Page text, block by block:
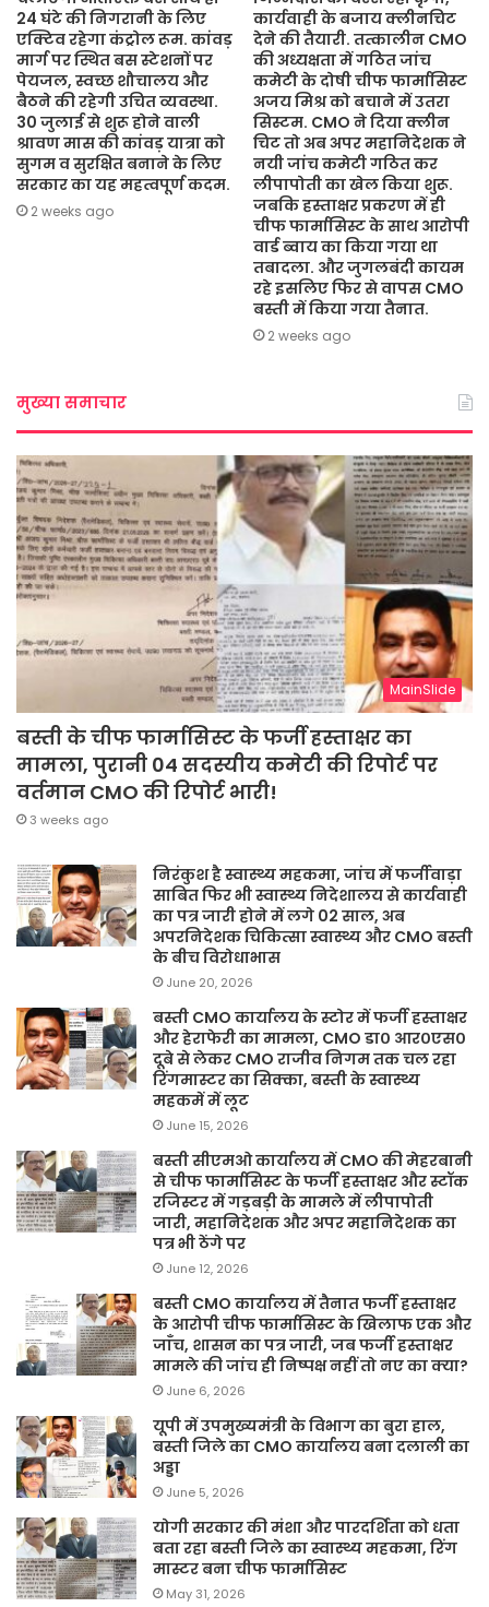
24 घंटे की निगरानी के लिए
एक्टिव रहेगा कंट्रोल रूम. कांवड़
मार्ग पर स्थित बस स्टेशनों पर
पेयजल, स्वच्छ शौचालय और
बैठने की रहेगी उचित व्यवस्था.
30 जुलाई से शुरू होने वाली
श्रावण मास की कांवड़ यात्रा को
सुगम व सुरक्षित बनाने के लिए
सरकार का यह महत्वपूर्ण कदम.
2 weeks ago
कार्यवाही के बजाय क्लीनचिट
देने की तैयारी. तत्कालीन CMO
की अध्यक्षता में गठित जांच
कमेटी के दोषी चीफ फार्मासिस्ट
अजय मिश्र को बचाने में उतरा
सिस्टम. CMO ने दिया क्लीन
चिट तो अब अपर महानिदेशक ने
नयी जांच कमेटी गठित कर
लीपापोती का खेल किया शुरू.
जबकि हस्ताक्षर प्रकरण में ही
चीफ फार्मासिस्ट के साथ आरोपी
वार्ड ब्वाय का किया गया था
तबादला. और जुगलबंदी कायम
रहे इसलिए फिर से वापस CMO
बस्ती में किया गया तैनात.
2 weeks ago
मुख्या समाचार
MainSlide
बस्ती के चीफ फार्मासिस्ट के फर्जी हस्ताक्षर का
मामला, पुरानी 04 सदस्यीय कमेटी की रिपोर्ट पर
वर्तमान CMO की रिपोर्ट भारी!
3 weeks ago
निरंकुश है स्वास्थ्य महकमा, जांच में फर्जीवाड़ा
साबित फिर भी स्वास्थ्य निदेशालय से कार्यवाही
का पत्र जारी होने में लगे 02 साल, अब
अपरनिदेशक चिकित्सा स्वास्थ्य और CMO बस्ती
के बीच विरोधाभास
June 20, 2026
बस्ती CMO कार्यालय के स्टोर में फर्जी हस्ताक्षर
और हेराफेरी का मामला, CMO डा० आर०एस०
दूबे से लेकर CMO राजीव निगम तक चल रहा
रिंगमास्टर का सिक्का, बस्ती के स्वास्थ्य
महकमें में लूट
June 15, 2026
बस्ती सीएमओ कार्यालय में CMO की मेहरबानी
से चीफ फार्मासिस्ट के फर्जी हस्ताक्षर और स्टॉक
रजिस्टर में गड़बड़ी के मामले में लीपापोती
जारी, महानिदेशक और अपर महानिदेशक का
पत्र भी ठेंगे पर
June 12, 2026
बस्ती CMO कार्यालय में तैनात फर्जी हस्ताक्षर
के आरोपी चीफ फार्मासिस्ट के खिलाफ एक और
जाँच, शासन का पत्र जारी, जब फर्जी हस्ताक्षर
मामले की जांच ही निष्पक्ष नहीं तो नए का क्या?
June 6, 2026
यूपी में उपमुख्यमंत्री के विभाग का बुरा हाल,
बस्ती जिले का CMO कार्यालय बना दलाली का
अड्डा
June 5, 2026
योगी सरकार की मंशा और पारदर्शिता को धता
बता रहा बस्ती जिले का स्वास्थ्य महकमा, रिंग
मास्टर बना चीफ फार्मासिस्ट
May 31, 2026